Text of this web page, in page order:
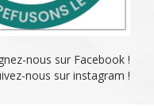
nous sur Facebook !
nous sur instagram !